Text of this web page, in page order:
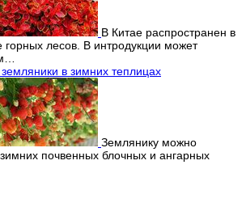
В Китае распространен в
горных лесов. В интродукции может
в зимних теплицах
Землянику можно
почвенных блочных и ангарных